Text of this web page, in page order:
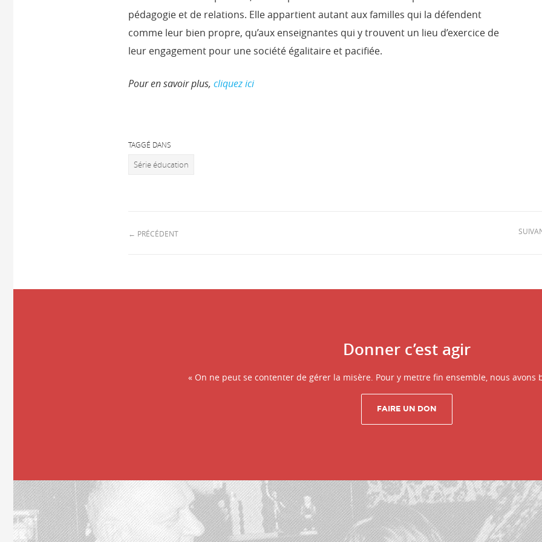
pédagogie et de relations. Elle appartient autant aux familles qui la défendent
comme leur bien propre, qu’aux enseignantes qui y trouvent un lieu d’exercice de
leur engagement pour une société égalitaire et pacifiée.
Pour en savoir plus,cliquez ici
TAGGÉ DANS
Série éducation
← PRÉCÉDENT
Donner c’est agir
« On ne peut se contenter de gérer la misère. Pour y mettre fin ensemble, nous avons